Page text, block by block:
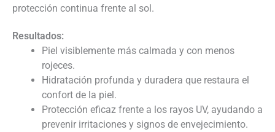
protección continua frente al sol.
Resultados:
Piel visiblemente más calmada y con menos
rojeces.
Hidratación profunda y duradera que restaura el
confort de la piel.
Protección eficaz frente a los rayos UV, ayudando a
prevenir irritaciones y signos de envejecimiento.